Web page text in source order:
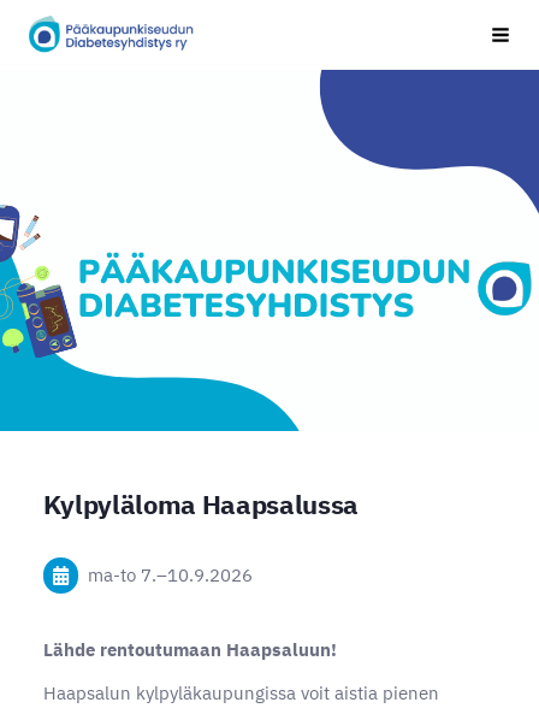
Siirry
sivun
Pääkaupunkiseudun Diabetesyhdistys
Kylpyläloma Haapsalussa
ma-to 7.–10.9.2026
Lähde rentoutumaan Haapsaluun!
Haapsalun kylpyläkaupungissa voit aistia pienen